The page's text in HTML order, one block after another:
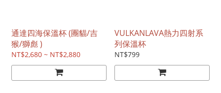
通達四海保溫杯 (團貓/吉
猴/獅彪 )
NT$2,680 ~ NT$2,880
VULKANLAVA熱力四射系
列保溫杯
NT$799